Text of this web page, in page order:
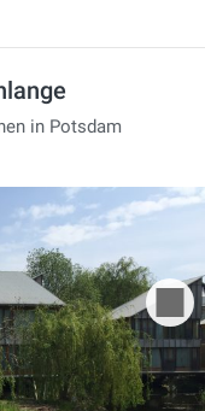
in Potsdam